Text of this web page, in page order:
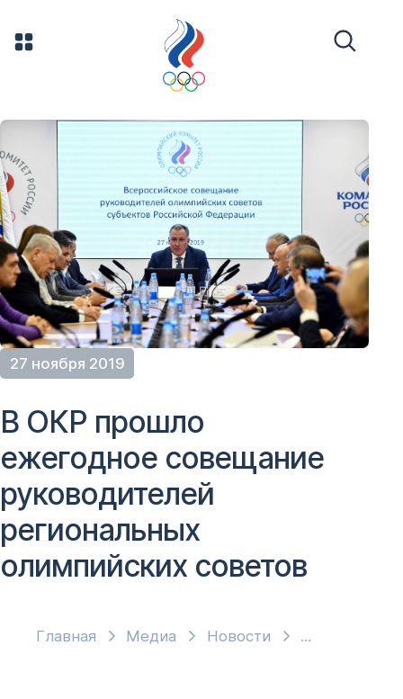
27 ноября 2019
Главная Медиа Новости
В ОКР прошло
ежегодное совещание
руководителей
региональных
олимпийских советов